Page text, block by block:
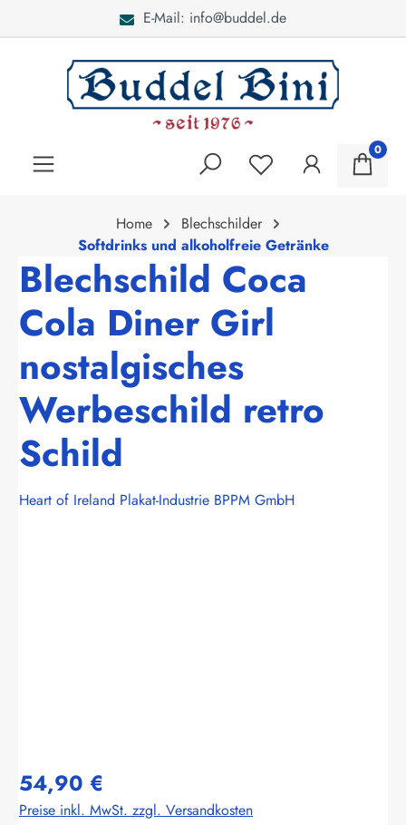
E-Mail: info@buddel.de
0
Home
Blechschilder
Softdrinks und alkoholfreie Getränke
Blechschild Coca
Cola Diner Girl
nostalgisches
Werbeschild retro
Schild
Heart of Ireland Plakat-Industrie BPPM GmbH
54,90 €
Preise inkl. MwSt. zzgl. Versandkosten